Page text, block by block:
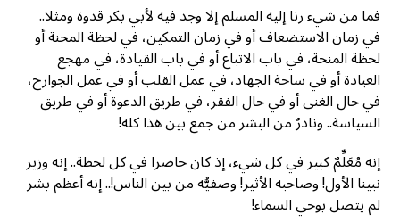
فما من شيء رنا إليه المسلم إلا وجد فيه لأبي بكر قدوة ومثلا..
في زمان الاستضعاف أو في زمان التمكين، في لحظة المحنة أو
لحظة المنحة، في باب الاتباع أو في باب القيادة، في مهجع
العبادة أو في ساحة الجهاد، في عمل القلب أو في عمل الجوارح،
في حال الغنى أو في حال الفقر، في طريق الدعوة أو في طريق
السياسة.. ونادرٌ من البشر من جمع بين هذا كله!
إنه مُعَلِّمٌ كبير في كل شيء، إذ كان حاضرا في كل لحظة.. إنه وزير
نبينا الأول! وصاحبه الأثير! وصفيُّه من بين الناس!.. إنه أعظم بشر
لم يتصل بوحي السماء!